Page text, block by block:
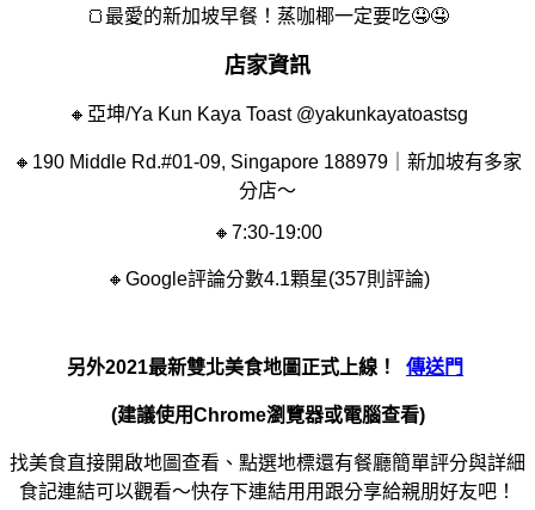
🍞最愛的新加坡早餐！蒸咖椰一定要吃🤤🤤
店家資訊
🔸亞坤/Ya Kun Kaya Toast @yakunkayatoastsg
🔸190 Middle Rd.#01-09, Singapore 188979｜新加坡有多家
分店～
🔸7:30-19:00
🔸Google評論分數4.1顆星(357則評論)
另外2021最新雙北美食地圖正式上線！ 傳送門
(建議使用Chrome瀏覽器或電腦查看)
找美食直接開啟地圖查看、點選地標還有餐廳簡單評分與詳細
食記連結可以觀看～快存下連結用用跟分享給親朋好友吧！